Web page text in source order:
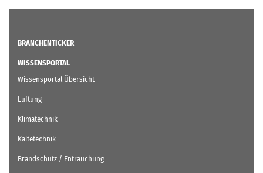
BRANCHENTICKER
WISSENSPORTAL
Wissensportal Übersicht
Lüftung
Klimatechnik
Kältetechnik
Brandschutz / Entrauchung